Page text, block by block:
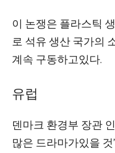
이 논쟁은 플라스틱
로 석유 생산 국가의
계속 구동하고있다.
유럽
덴마크 환경부 장관
많은 드라마가있을